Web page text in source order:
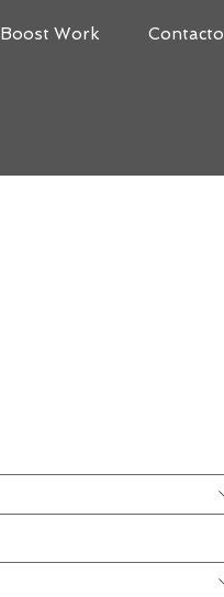
Boost Work Contacto